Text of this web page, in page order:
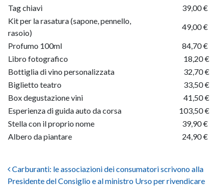
Tag chiavi
39,00 €
Kit per la rasatura (sapone, pennello,
rasoio)
49,00 €
Profumo 100ml
84,70 €
Libro fotografico
18,20 €
Bottiglia di vino personalizzata
32,70 €
Biglietto teatro
33,50 €
Box degustazione vini
41,50 €
Esperienza di guida auto da corsa
103,50 €
Stella con il proprio nome
39,90 €
Albero da piantare
24,90 €
Post navigation
Carburanti: le associazioni dei consumatori scrivono alla
Presidente del Consiglio e al ministro Urso per rivendicare